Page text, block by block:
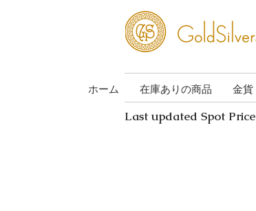
ホーム 在庫ありの商品 金貨
Last updated Spot Price